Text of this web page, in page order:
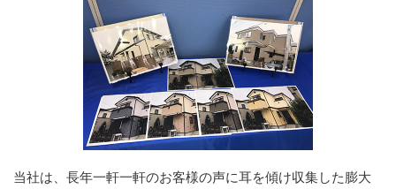
当社は、長年一軒一軒のお客様の声に耳を傾け収集した膨大